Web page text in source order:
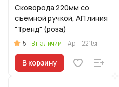
Сковорода 220мм со
съемной ручкой, АП линия
"Тренд" (роза)
5 В наличии Арт.221tsr
В корзину